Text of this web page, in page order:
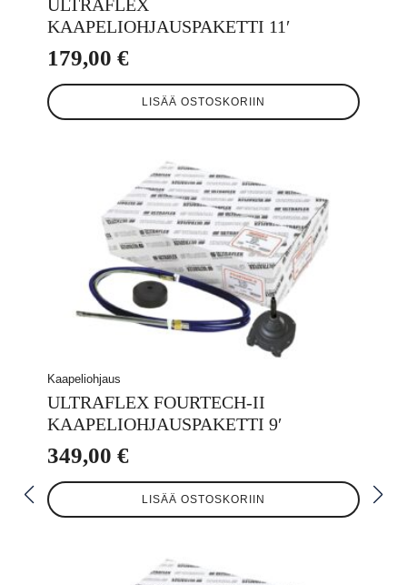
ULTRAFLEX
KAAPELIOHJAUSPAKETTI 11′
179,00 €
LISÄÄ OSTOSKORIIN
Kaapeliohjaus
ULTRAFLEX FOURTECH-II
KAAPELIOHJAUSPAKETTI 9′
349,00 €
LISÄÄ OSTOSKORIIN